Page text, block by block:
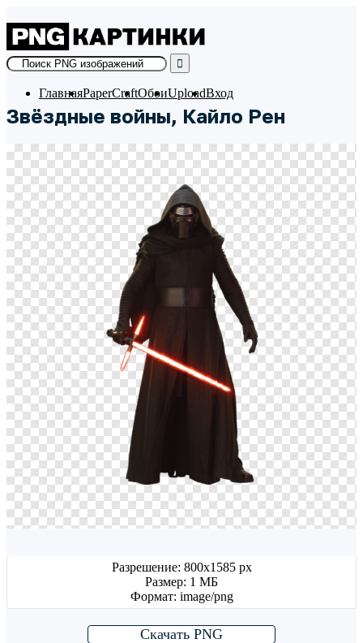
to
content
ГлавнаяPaperCraftОбоиUploadВход
Звёздные войны, Кайло Рен
Разрешение: 800x1585 px
Размер: 1 МБ
Формат: image/png
Скачать PNG